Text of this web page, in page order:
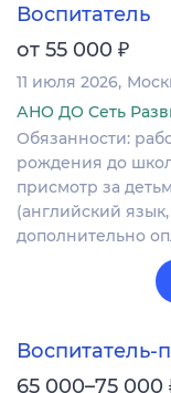
Воспитатель
от 55 000 ₽
11 июля 2026
АНО ДО Сеть
Обязанности:
рождения до
присмотр за
(английский
дополнительно
Воспитатель-
65 000–75 000